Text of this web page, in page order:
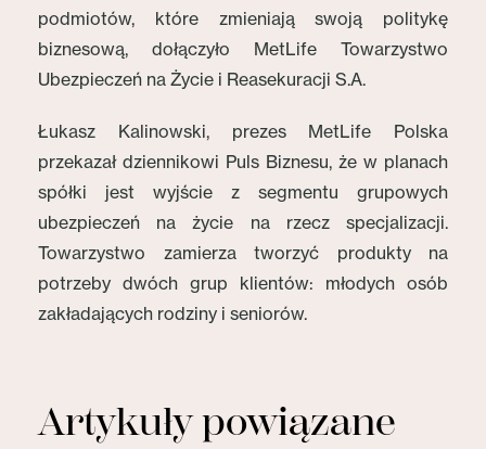
podmiotów, które zmieniają swoją politykę
biznesową, dołączyło MetLife Towarzystwo
Ubezpieczeń na Życie i Reasekuracji S.A.
Łukasz Kalinowski, prezes MetLife Polska
przekazał dziennikowi Puls Biznesu, że w planach
spółki jest wyjście z segmentu grupowych
ubezpieczeń na życie na rzecz specjalizacji.
Towarzystwo zamierza tworzyć produkty na
potrzeby dwóch grup klientów: młodych osób
zakładających rodziny i seniorów.
Artykuły powiązane